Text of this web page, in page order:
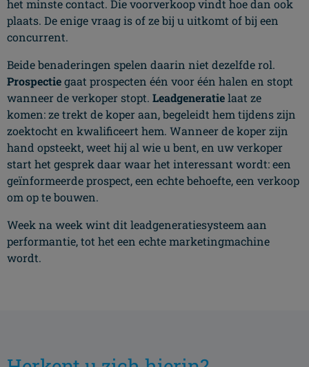
het minste contact. Die voorverkoop vindt hoe dan ook
plaats. De enige vraag is of ze bij u uitkomt of bij een
concurrent.
Beide benaderingen spelen daarin niet dezelfde rol.
Prospectiegaat prospecten één voor één halen en stopt
wanneer de verkoper stopt. Leadgeneratielaat ze
komen: ze trekt de koper aan, begeleidt hem tijdens zijn
zoektocht en kwalificeert hem. Wanneer de koper zijn
hand opsteekt, weet hij al wie u bent, en uw verkoper
start het gesprek daar waar het interessant wordt: een
geïnformeerde prospect, een echte behoefte, een verkoop
om op te bouwen.
Week na week wint dit leadgeneratiesysteem aan
performantie, tot het een echte marketingmachine
wordt.